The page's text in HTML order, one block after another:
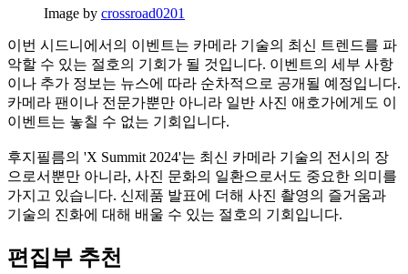
Image by crossroad0201
이번 시드니에서의 이벤트는 카메라 기술의 최신 트렌드를 파
악할 수 있는 절호의 기회가 될 것입니다. 이벤트의 세부 사항
이나 추가 정보는 뉴스에 따라 순차적으로 공개될 예정입니다.
카메라 팬이나 전문가뿐만 아니라 일반 사진 애호가에게도 이
이벤트는 놓칠 수 없는 기회입니다.
후지필름의 'X Summit 2024'는 최신 카메라 기술의 전시의 장
으로서뿐만 아니라, 사진 문화의 일환으로서도 중요한 의미를
가지고 있습니다. 신제품 발표에 더해 사진 촬영의 즐거움과
기술의 진화에 대해 배울 수 있는 절호의 기회입니다.
편집부 추천